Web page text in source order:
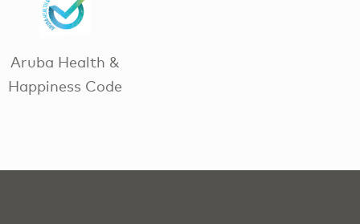
Aruba Health &
Happiness Code